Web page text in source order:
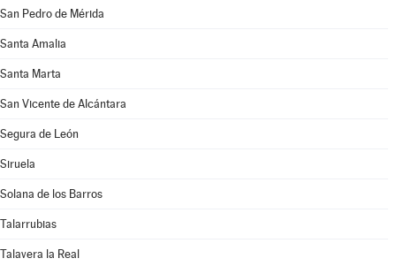
San Pedro de Mérida
Santa Amalia
Santa Marta
San Vicente de Alcántara
Segura de León
Siruela
Solana de los Barros
Talarrubias
Talavera la Real